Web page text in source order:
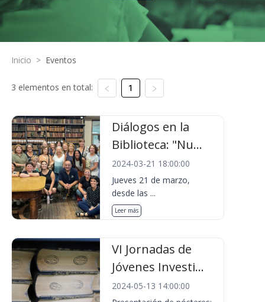
Inicio > Eventos
3 elementos en total: 1
Diálogos en la
Biblioteca: "Nu...
2024-03-21 18:00:00
Jueves 21 de marzo,
desde las ...
Leer más
VI Jornadas de
Jóvenes Investi...
2024-05-13 14:00:00